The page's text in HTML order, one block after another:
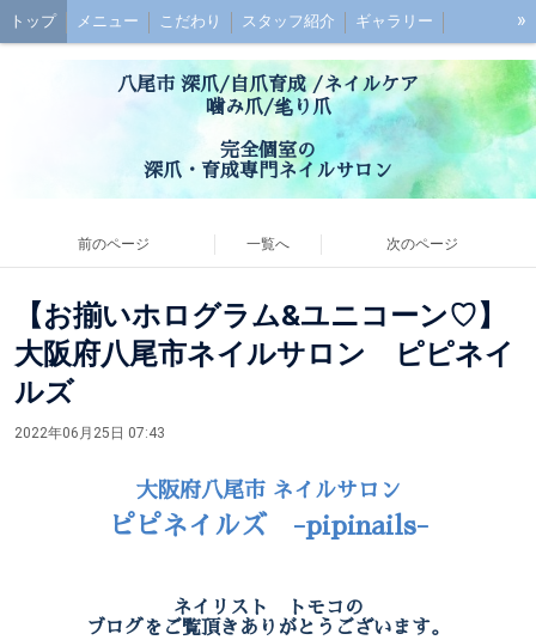
トップ メニュー こだわり スタッフ紹介 ギャラリー
初めての方へ お子様連れの方へ ご予約 最強のネイルケアとは？
アクセス お問い合わせ お客様の声
»
八尾市 深爪/自爪育成 /ネイルケア
噛み爪/毟り爪
完全個室の
深爪・育成専門ネイルサロン
前のページ 一覧へ 次のページ
【お揃いホログラム&ユニコーン♡】
大阪府八尾市ネイルサロン ピピネイ
ルズ
2022年06月25日 07:43
大阪府八尾市 ネイルサロン
ピピネイルズ -pipinails-
ネイリスト トモコの
ブログをご覧頂きありがとうございます。